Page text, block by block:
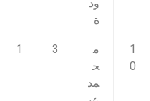
ة
1
0
م
ح
مد
3
1